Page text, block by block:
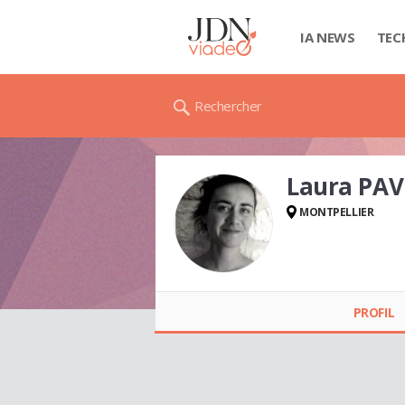
IA NEWS
Rechercher
Laura
MONTPELLIER
PROFIL